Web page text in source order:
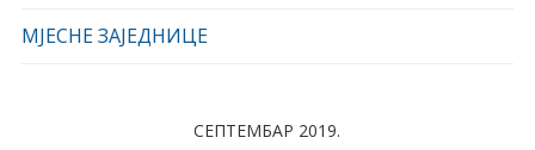
МЈЕСНЕ ЗАЈЕДНИЦЕ
СЕПТЕМБАР 2019.